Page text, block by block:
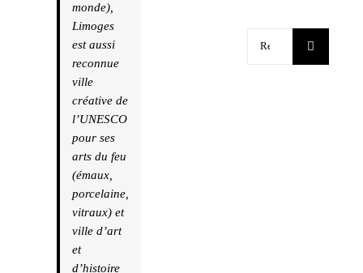
monde),
Limoges
est aussi
reconnue
ville
créative de
l’UNESCO
pour ses
arts du feu
(émaux,
porcelaine,
vitraux) et
ville d’art
et
d’histoire